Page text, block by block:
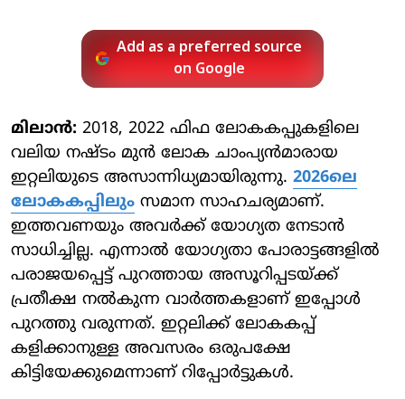
Add as a preferred source
on Google
മിലാന്‍: 2018, 2022 ഫിഫ ലോകകപ്പുകളിലെ
വലിയ നഷ്ടം മുന്‍ ലോക ചാംപ്യന്‍മാരായ
ഇറ്റലിയുടെ അസാന്നിധ്യമായിരുന്നു. 2026ലെ
ലോകകപ്പിലും സമാന സാഹചര്യമാണ്.
ഇത്തവണയും അവര്‍ക്ക് യോഗ്യത നേടാന്‍
സാധിച്ചില്ല. എന്നാല്‍ യോഗ്യതാ പോരാട്ടങ്ങളില്‍
പരാജയപ്പെട്ട് പുറത്തായ അസൂറിപ്പടയ്ക്ക്
പ്രതീക്ഷ നല്‍കുന്ന വാര്‍ത്തകളാണ് ഇപ്പോള്‍
പുറത്തു വരുന്നത്. ഇറ്റലിക്ക് ലോകകപ്പ്
കളിക്കാനുള്ള അവസരം ഒരുപക്ഷേ
കിട്ടിയേക്കുമെന്നാണ് റിപ്പോര്‍ട്ടുകള്‍.